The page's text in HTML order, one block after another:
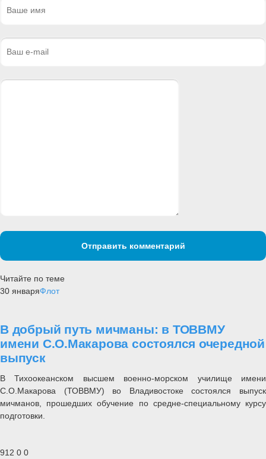
Отправить комментарий
Читайте по теме
30 январяФлот
В добрый путь мичманы: в ТОВВМУ
имени С.О.Макарова состоялся очередной
выпуск
В Тихоокеанском высшем военно-морском училище имени
С.О.Макарова (ТОВВМУ) во Владивостоке состоялся выпуск
мичманов, прошедших обучение по средне-специальному курсу
подготовки.
912 0 0